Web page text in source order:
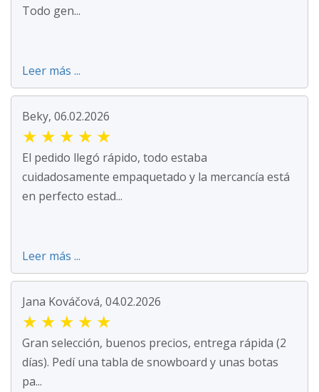
Todo gen...
Leer más ...
Beky, 06.02.2026
★ ★ ★ ★ ★
El pedido llegó rápido, todo estaba
cuidadosamente empaquetado y la mercancía está
en perfecto estad...
Leer más ...
Jana Kováčová, 04.02.2026
★ ★ ★ ★ ★
Gran selección, buenos precios, entrega rápida (2
días). Pedí una tabla de snowboard y unas botas
pa...